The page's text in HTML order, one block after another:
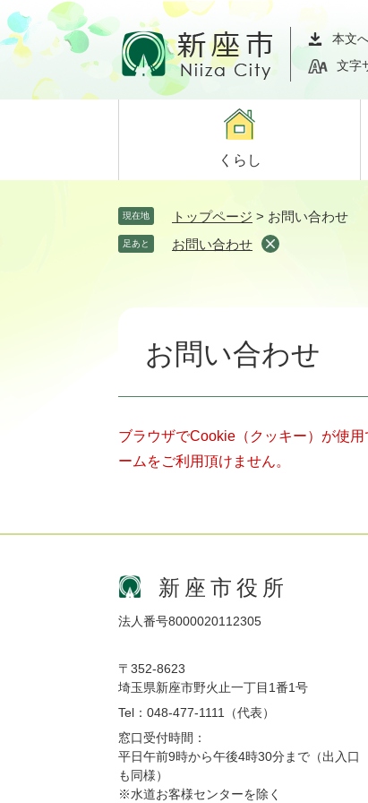
ペ
ー
ジ
メ
ニ
ュ
て
本文
文字
くらし
現在地 トップページ > お問い合わせ
足あと お問い合わせ
お問い合わせ
ブラウザでCookie（クッキー）が使
ームをご利用頂けません。
新座市役所
法人番号8000020112305
〒352-8623
埼玉県新座市野火止一丁目1番1号
Tel：048-477-1111（代表）
窓口受付時間：
平日午前9時から午後4時30分まで（出入口
も同様）
※水道お客様センターを除く